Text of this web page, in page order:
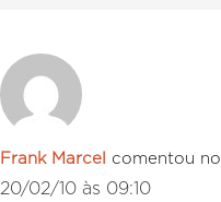
Frank Marcel comentou
20/02/10 às 09:10